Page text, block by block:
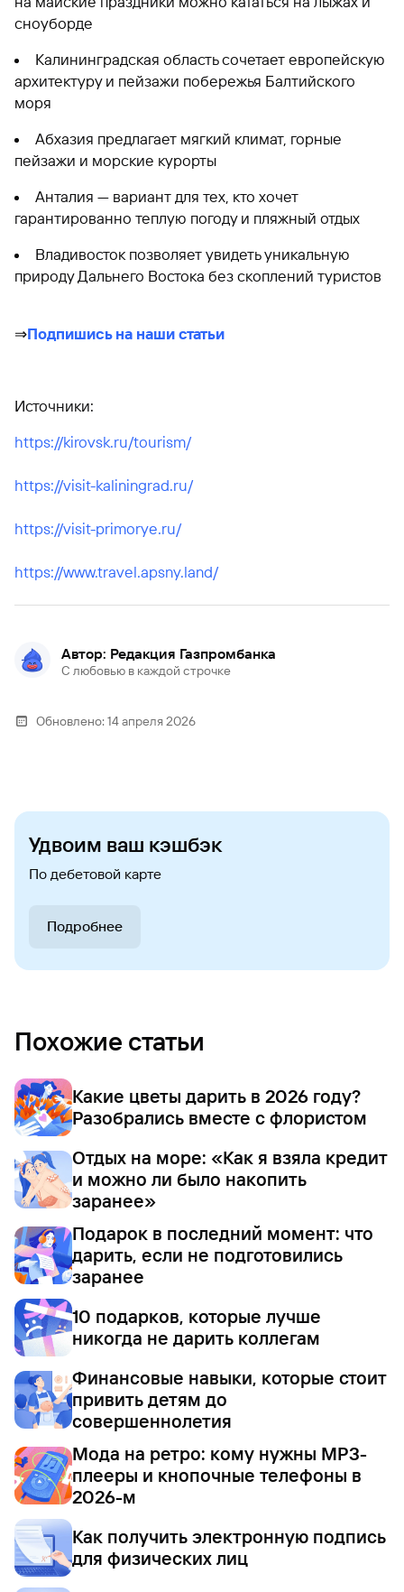
сноуборде
Калининградская область сочетает европейскую
архитектуру и пейзажи побережья Балтийского
моря
Абхазия предлагает мягкий климат, горные
пейзажи и морские курорты
Анталия — вариант для тех, кто хочет
гарантированно теплую погоду и пляжный отдых
Владивосток позволяет увидеть уникальную
природу Дальнего Востока без скоплений туристов
⇒Подпишись на наши статьи
Источники:
https://kirovsk.ru/tourism/
https://visit-kaliningrad.ru/
https://visit-primorye.ru/
https://www.travel.apsny.land/
Автор: Редакция Газпромбанка
С любовью в каждой строчке
Обновлено:14 апреля 2026
Удвоим ваш кэшбэк
По дебетовой карте
Подробнее
Похожие статьи
Какие цветы дарить в 2026 году?
Разобрались вместе с флористом
Отдых на море: «Как я взяла кредит
и можно ли было накопить
заранее»
Подарок в последний момент: что
дарить, если не подготовились
заранее
10 подарков, которые лучше
никогда не дарить коллегам
Финансовые навыки, которые стоит
привить детям до
совершеннолетия
Мода на ретро: кому нужны MP3-
плееры и кнопочные телефоны в
2026-м
Как получить электронную подпись
для физических лиц